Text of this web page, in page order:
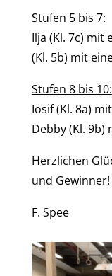
Stufen 5 bis 7:
Ilja (Kl. 7c) mit
(Kl. 5b) mit
Stufen 8 bis 10:
Iosif (Kl. 8a)
Debby (Kl. 9b)
Herzlichen
und Gewinner!
F. Spee